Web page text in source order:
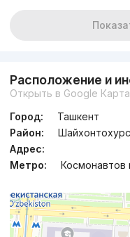
Расположение и
Открыть в Google
Город:
Ташкент
Район:
Адрес:
Метро: